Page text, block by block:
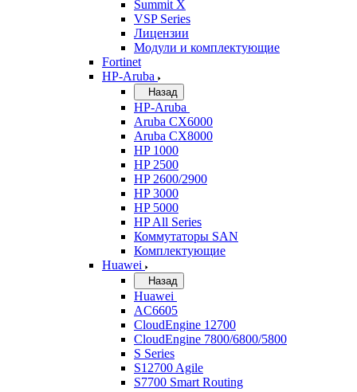
Summit X
VSP Series
Лицензии
Модули и комплектующие
Fortinet
HP-Aruba
Назад
HP-Aruba
Aruba CX6000
Aruba CX8000
HP 1000
HP 2500
HP 2600/2900
HP 3000
HP 5000
HP All Series
Коммутаторы SAN
Комплектующие
Huawei
Назад
Huawei
AC6605
CloudEngine 12700
CloudEngine 7800/6800/5800
S Series
S12700 Agile
S7700 Smart Routing